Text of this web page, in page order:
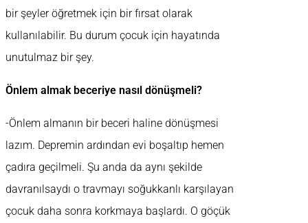
bir şeyler öğretmek için bir fırsat olarak
kullanılabilir. Bu durum çocuk için hayatında
unutulmaz bir şey.
Önlem almak beceriye nasıl dönüşmeli?
-Önlem almanın bir beceri haline dönüşmesi
lazım. Depremin ardından evi boşaltıp hemen
çadıra geçilmeli. Şu anda da aynı şekilde
davranılsaydı o travmayı soğukkanlı karşılayan
çocuk daha sonra korkmaya başlardı. O göçük